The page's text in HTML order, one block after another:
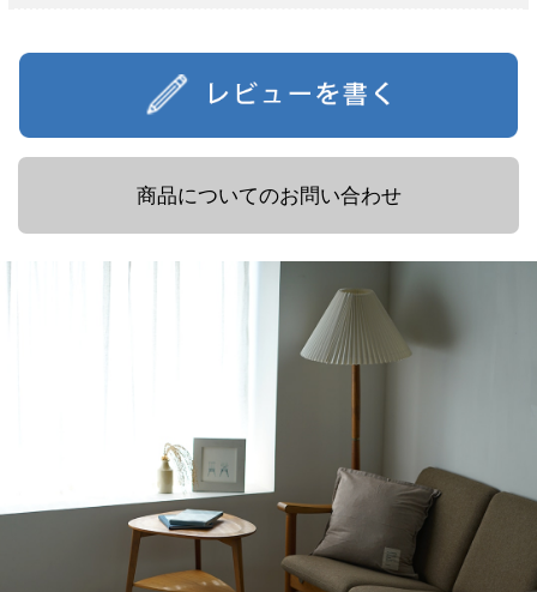
商品についてのお問い合わせ